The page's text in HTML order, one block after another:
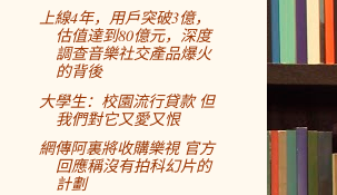
上線4年，用戶突破3億，
估值達到80億元，深度
調查音樂社交產品爆火
的背後
大學生：校園流行貸款 但
我們對它又愛又恨
網傳阿裏將收購樂視 官方
回應稱沒有拍科幻片的
計劃